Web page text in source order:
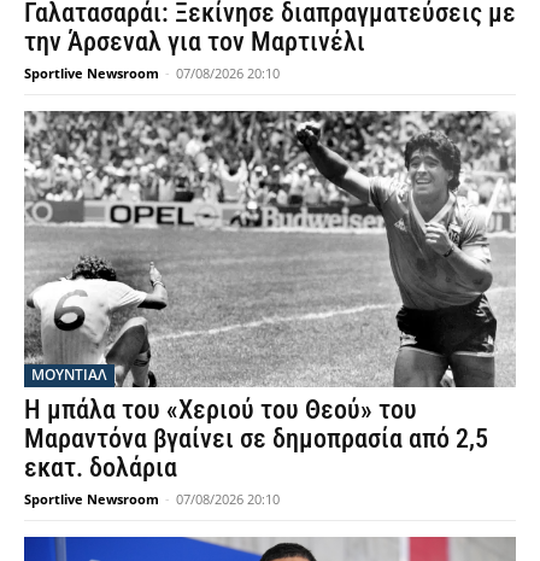
Γαλατασαράι: Ξεκίνησε διαπραγματεύσεις με
την Άρσεναλ για τον Μαρτινέλι
Sportlive Newsroom - 07/08/2026 20:10
ΜΟΥΝΤΙΆΛ
Η μπάλα του «Χεριού του Θεού» του
Μαραντόνα βγαίνει σε δημοπρασία από 2,5
εκατ. δολάρια
Sportlive Newsroom - 07/08/2026 20:10